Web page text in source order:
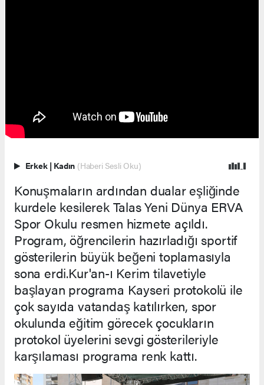
Erkek | Kadın (Haberi Sesli Oku)
Konuşmaların ardından dualar eşliğinde
kurdele kesilerek Talas Yeni Dünya ERVA
Spor Okulu resmen hizmete açıldı.
Program, öğrencilerin hazırladığı sportif
gösterilerin büyük beğeni toplamasıyla
sona erdi.Kur'an-ı Kerim tilavetiyle
başlayan programa Kayseri protokolü ile
çok sayıda vatandaş katılırken, spor
okulunda eğitim görecek çocukların
protokol üyelerini sevgi gösterileriyle
karşılaması programa renk kattı.